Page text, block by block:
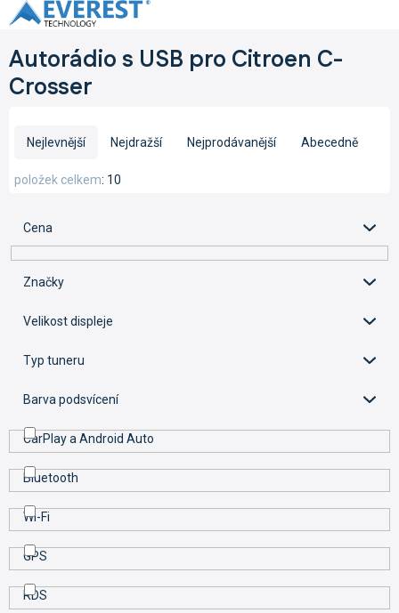
Přejít
na
Autorádio s USB pro Citroen C-
Crosser
e
r
u
Nejlevnější Nejdražší Nejprodávanější Abecedně
10
položek celkem
Cena
Značky
Velikost displeje
Typ tuneru
Barva podsvícení
CarPlay a Android Auto
Bluetooth
Wi-Fi
GPS
RDS